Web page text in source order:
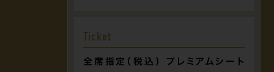
Ticket
全席指定（税込） プレミアムシート